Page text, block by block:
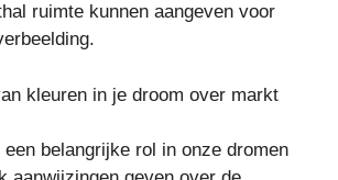
ruimte kunnen aangeven voor
kleuren in je droom over markt
een belangrijke rol in onze dromen